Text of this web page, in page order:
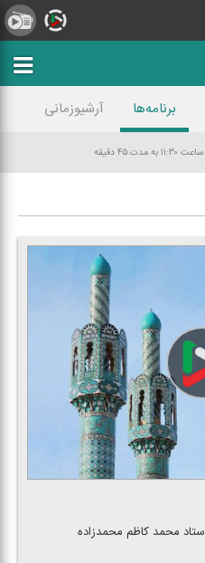
برنامه‌ها
آرشیوزمانی
ساعت ۱۱:۳۰ به مدت ۴۵ دقیقه